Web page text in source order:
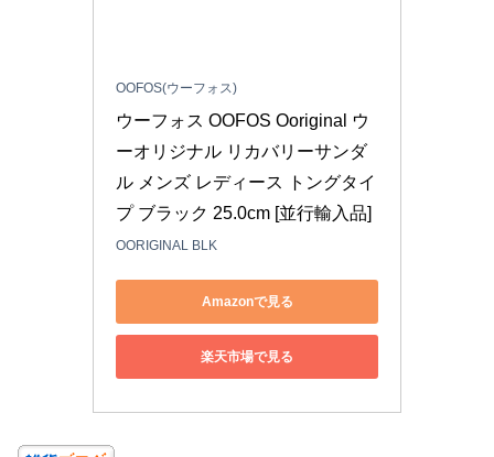
OOFOS(ウーフォス)
ウーフォス OOFOS Ooriginal ウ
ーオリジナル リカバリーサンダ
ル メンズ レディース トングタイ
プ ブラック 25.0cm [並行輸入品]
OORIGINAL BLK
Amazonで見る
楽天市場で見る